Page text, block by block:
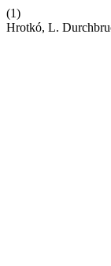
(1)
Hrotkó, L.